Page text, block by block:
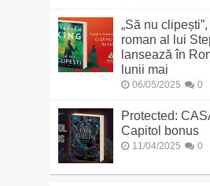
„Să nu
roman al lui
lansează în
lunii mai
06/05/2025 0
Protected:
Capitol bonus
11/04/2025 0